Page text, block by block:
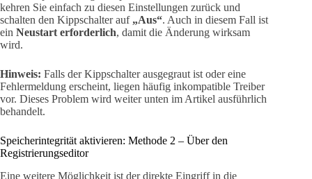
kehren Sie einfach zu diesen Einstellungen zurück und
schalten den Kippschalter auf „Aus“. Auch in diesem Fall ist
ein Neustart erforderlich, damit die Änderung wirksam
wird.
Hinweis: Falls der Kippschalter ausgegraut ist oder eine
Fehlermeldung erscheint, liegen häufig inkompatible Treiber
vor. Dieses Problem wird weiter unten im Artikel ausführlich
behandelt.
Speicherintegrität aktivieren: Methode 2 – Über den
Registrierungseditor
Eine weitere Möglichkeit ist der direkte Eingriff in die